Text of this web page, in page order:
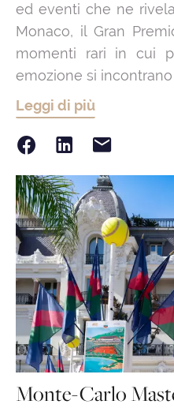
ed eventi che ne
Monaco, il Gran
momenti rari in cui
emozione si incontrano
Leggi di più
Monte-Carlo